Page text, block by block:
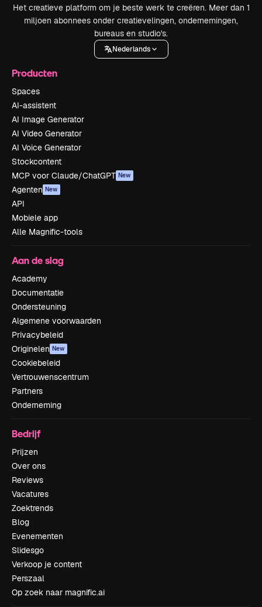
Het creatieve platform om je beste werk te creëren. Meer dan 1
miljoen abonnees onder creatievelingen, ondernemingen,
bureaus en studio's.
Nederlands
Producten
Spaces
AI-assistent
AI Image Generator
AI Video Generator
AI Voice Generator
Stockcontent
MCP voor Claude/ChatGPT New
Agenten New
API
Mobiele app
Alle Magnific-tools
Aan de slag
Academy
Documentatie
Ondersteuning
Algemene voorwaarden
Privacybeleid
Originelen New
Cookiebeleid
Vertrouwenscentrum
Partners
Onderneming
Bedrijf
Prijzen
Over ons
Reviews
Vacatures
Zoektrends
Blog
Evenementen
Slidesgo
Verkoop je content
Perszaal
Op zoek naar magnific.ai